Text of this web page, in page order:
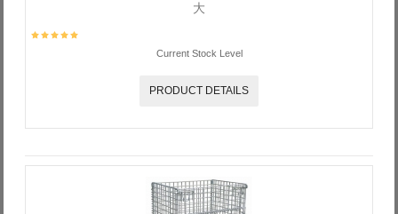
大
Current Stock Level
PRODUCT DETAILS